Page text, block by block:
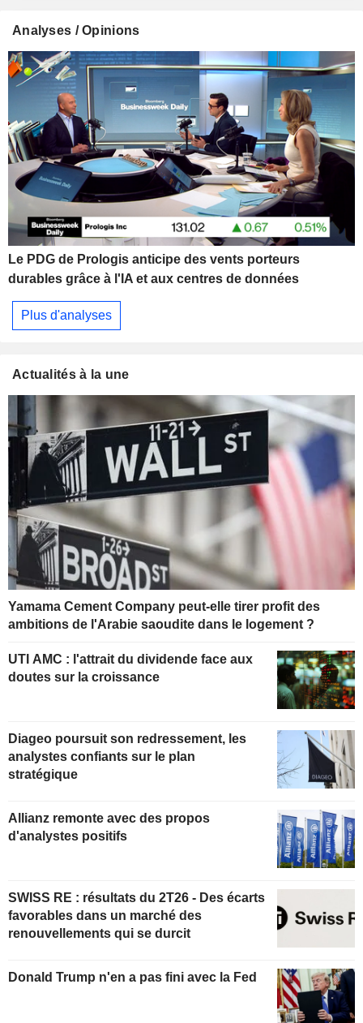
Analyses / Opinions
Le PDG de Prologis anticipe des vents porteurs
durables grâce à l'IA et aux centres de données
Plus d'analyses
Actualités à la une
Yamama Cement Company peut-elle tirer profit des
ambitions de l'Arabie saoudite dans le logement ?
UTI AMC : l'attrait du dividende face aux
doutes sur la croissance
Diageo poursuit son redressement, les
analystes confiants sur le plan
stratégique
Allianz remonte avec des propos
d'analystes positifs
SWISS RE : résultats du 2T26 - Des écarts
favorables dans un marché des
renouvellements qui se durcit
Donald Trump n'en a pas fini avec la Fed